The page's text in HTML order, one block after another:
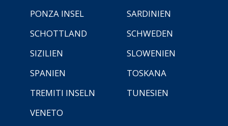
PONZA INSEL
SARDINIEN
SCHOTTLAND
SCHWEDEN
SIZILIEN
SLOWENIEN
SPANIEN
TOSKANA
TREMITI INSELN
TUNESIEN
VENETO